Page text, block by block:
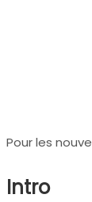
Pour les
Intro